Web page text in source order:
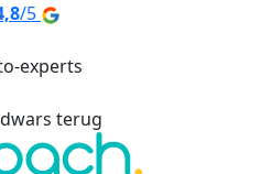
/5
experts
terug